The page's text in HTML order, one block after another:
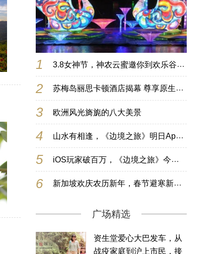
1 3.8女神节，神农云蜜邀你到欢乐谷开启甜蜜之旅
2 苏梅岛丽思卡顿酒店揭幕 尊享原生态泰式海岛生活
3 欧洲风光旖旎的八大美景
4 山水有相逢，《边境之旅》明日App Store首发
5 iOS玩家破百万，《边境之旅》今日全平台公测
6 新加坡欢庆农历新年，春节避寒新体验
广场精选
资生堂爱心大巴发车，从
战疫家庭到沪上市民，接